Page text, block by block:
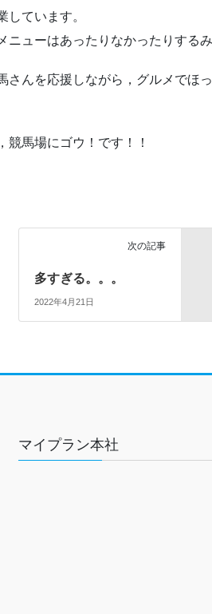
しています。
ニューはあったりなかったりする
さんを応援しながら，グルメでほ
馬場にゴウ！です！！
次の記事
多すぎる。。。
2022年4月21日
マイプラン本社